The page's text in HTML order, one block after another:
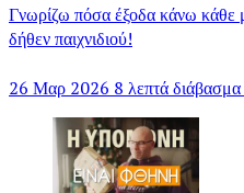
Γνωρίζω πόσα έξοδα κάνω κάθε
δήθεν παιχνιδιού!
26 Μαρ 2026 8 λεπτά διάβασμα